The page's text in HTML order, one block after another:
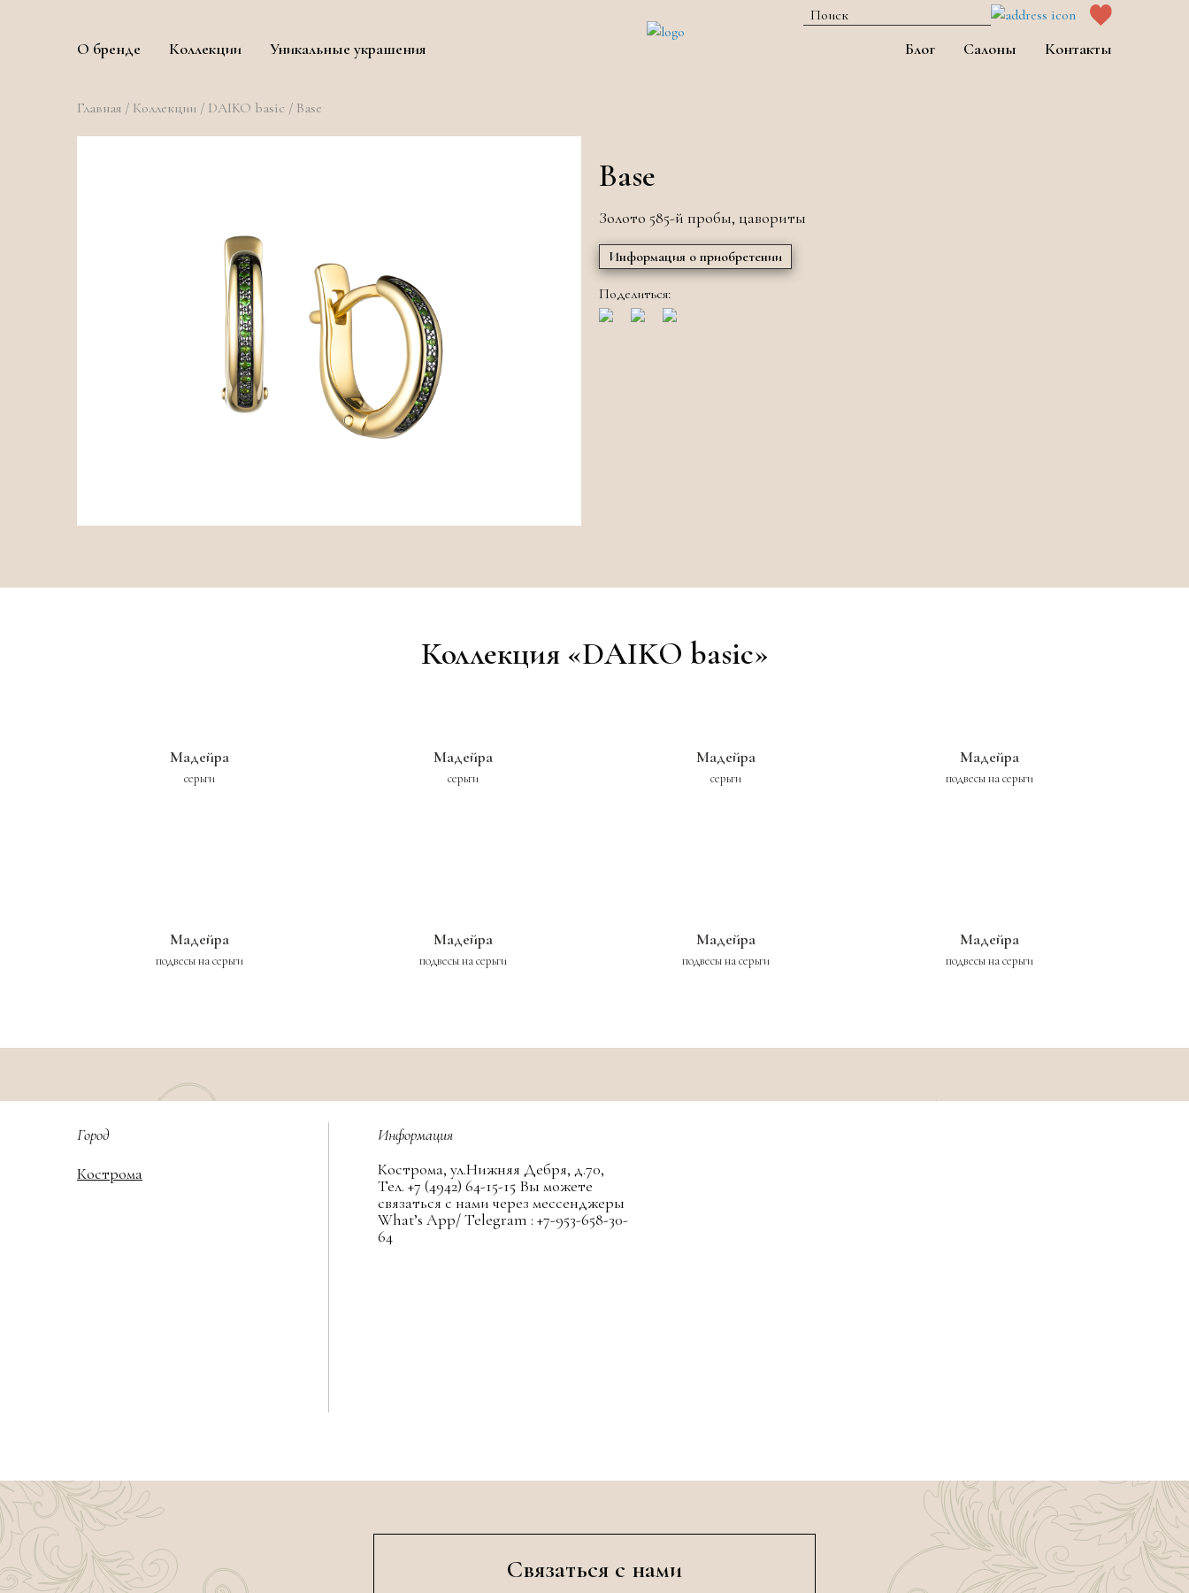
О бренде Коллекции Уникальные украшения Блог Салоны Контакты
Главная / Коллекции / DAIKO basic / Base
Base
Золото 585-й пробы, цавориты
Информация о приобретении
Поделиться:
Коллекция «DAIKO basic»
Мадейра
серьги
Мадейра
серьги
Мадейра
серьги
Мадейра
подвесы на серьги
Мадейра
подвесы на серьги
Мадейра
подвесы на серьги
Мадейра
подвесы на серьги
Мадейра
подвесы на серьги
Город
Кострома
Информация
Кострома, ул.Нижняя Дебря, д.70,
Тел. +7 (4942) 64-15-15 Вы можете
связаться с нами через мессенджеры
What’s App/ Telegram : +7-953-658-30-
64
Связаться с нами